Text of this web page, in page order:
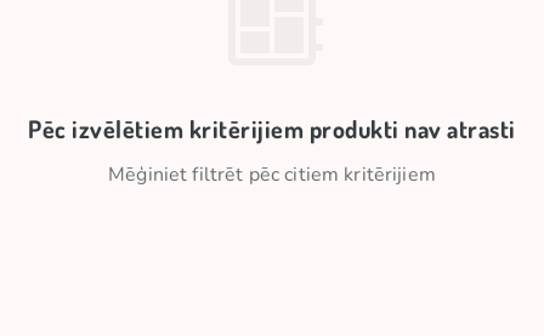
Pēc izvēlētiem kritērijiem produkti nav atrasti
Mēģiniet filtrēt pēc citiem kritērijiem